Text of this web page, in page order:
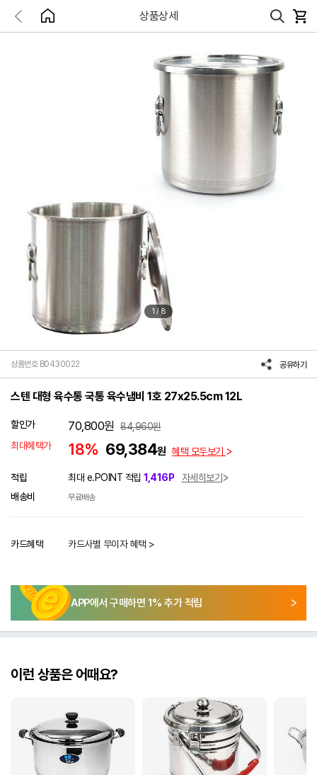
상품상세
1 /8
상품번호 B0430022 공유하기
스텐 대형 육수통 국통 육수냄비 1호 27x25.5cm 12L
할인가 70,800원 84,960원
최대혜택가
18% 69,384원 혜택 모두보기
적립 최대 e.POINT 적립 1,416P
자세히보기
배송비
무료배송
카드혜택 카드사별 무이자 혜택 >
APP에서 구매하면 1% 추가 적립
이런 상품은 어때요?